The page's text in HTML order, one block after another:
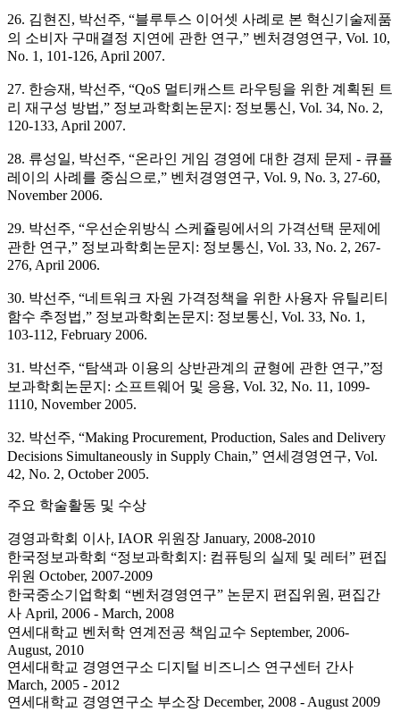
26. 김현진, 박선주, “블루투스 이어셋 사례로 본 혁신기술제품
의 소비자 구매결정 지연에 관한 연구,” 벤처경영연구, Vol. 10,
No. 1, 101-126, April 2007.
27. 한승재, 박선주, “QoS 멀티캐스트 라우팅을 위한 계획된 트
리 재구성 방법,” 정보과학회논문지: 정보통신, Vol. 34, No. 2,
120-133, April 2007.
28. 류성일, 박선주, “온라인 게임 경영에 대한 경제 문제 - 큐플
레이의 사례를 중심으로,” 벤처경영연구, Vol. 9, No. 3, 27-60,
November 2006.
29. 박선주, “우선순위방식 스케쥴링에서의 가격선택 문제에
관한 연구,” 정보과학회논문지: 정보통신, Vol. 33, No. 2, 267-
276, April 2006.
30. 박선주, “네트워크 자원 가격정책을 위한 사용자 유틸리티
함수 추정법,” 정보과학회논문지: 정보통신, Vol. 33, No. 1,
103-112, February 2006.
31. 박선주, “탐색과 이용의 상반관계의 균형에 관한 연구,”정
보과학회논문지: 소프트웨어 및 응용, Vol. 32, No. 11, 1099-
1110, November 2005.
32. 박선주, “Making Procurement, Production, Sales and Delivery
Decisions Simultaneously in Supply Chain,” 연세경영연구, Vol.
42, No. 2, October 2005.
주요 학술활동 및 수상
경영과학회 이사, IAOR 위원장 January, 2008-2010
한국정보과학회 “정보과학회지: 컴퓨팅의 실제 및 레터” 편집
위원 October, 2007-2009
한국중소기업학회 “벤처경영연구” 논문지 편집위원, 편집간
사 April, 2006 - March, 2008
연세대학교 벤처학 연계전공 책임교수 September, 2006-
August, 2010
연세대학교 경영연구소 디지털 비즈니스 연구센터 간사
March, 2005 - 2012
연세대학교 경영연구소 부소장 December, 2008 - August 2009